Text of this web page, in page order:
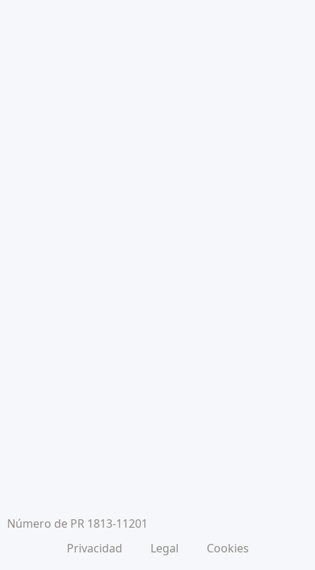
Número de PR 1813-11201
Privacidad
Legal Cookies